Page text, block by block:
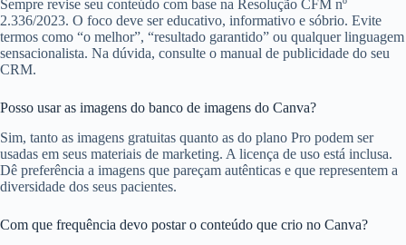
Sempre revise seu conteúdo com base na Resolução CFM nº
2.336/2023. O foco deve ser educativo, informativo e sóbrio. Evite
termos como “o melhor”, “resultado garantido” ou qualquer linguagem
sensacionalista. Na dúvida, consulte o manual de publicidade do seu
CRM.
Posso usar as imagens do banco de imagens do Canva?
Sim, tanto as imagens gratuitas quanto as do plano Pro podem ser
usadas em seus materiais de marketing. A licença de uso está inclusa.
Dê preferência a imagens que pareçam autênticas e que representem a
diversidade dos seus pacientes.
Com que frequência devo postar o conteúdo que crio no Canva?